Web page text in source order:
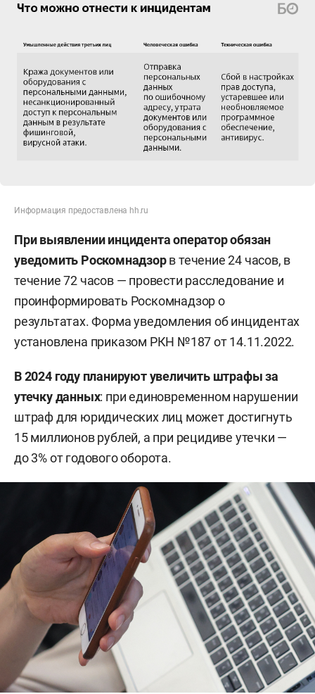
Информация предоставлена hh.ru
При выявлении инцидента оператор обязан
уведомить Роскомнадзорв течение 24 часов, в
течение 72 часов — провести расследование и
проинформировать Роскомнадзор о
результатах. Форма уведомления об инцидентах
установлена приказом РКН №187 от 14.11.2022.
В 2024 году планируют увеличить штрафы за
утечку данных: при единовременном нарушении
штраф для юридических лиц может достигнуть
15 миллионов рублей, а при рецидиве утечки —
до 3% от годового оборота.